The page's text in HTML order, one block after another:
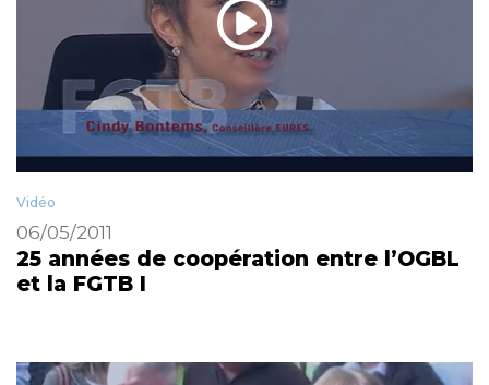
Vidéo
06/05/2011
25 années de coopération entre l’OGBL
et la FGTB I